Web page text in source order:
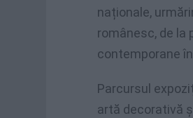
naționale,
românesc, de la
contemporane
Parcursul
artă decorativă